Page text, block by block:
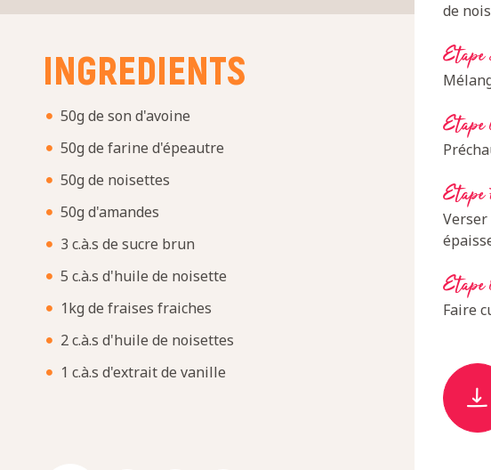
INGREDIENTS
50g de son d'avoine
50g de farine d'épeautre
50g de noisettes
50g d'amandes
3 c.à.s de sucre brun
5 c.à.s d'huile de noisette
1kg de fraises fraiches
2 c.à.s d'huile de noisettes
1 c.à.s d'extrait de vanille
de
Etape
Etape
Etape
Etape
Faire